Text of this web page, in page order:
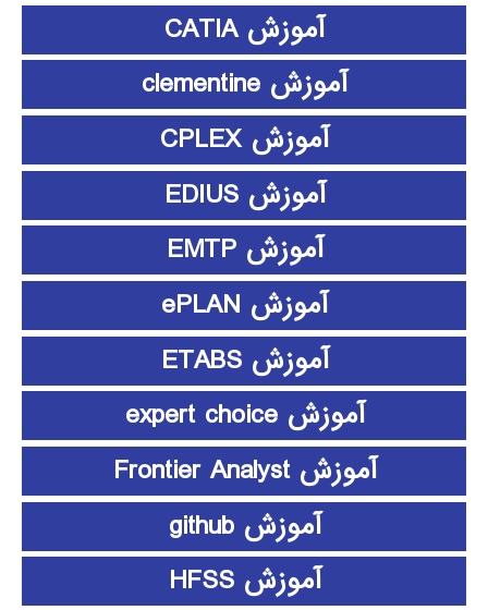
آموزش CATIA
آموزش clementine
آموزش CPLEX
آموزش EDIUS
آموزش EMTP
آموزش ePLAN
آموزش ETABS
آموزش expert choice
آموزش Frontier Analyst
آموزش github
آموزش HFSS